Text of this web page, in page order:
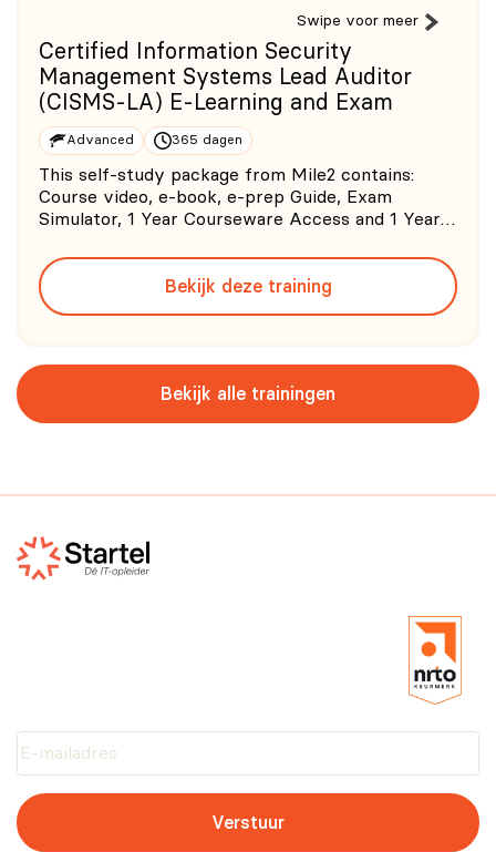
Swipe voor meer
Certified Information Security
Management Systems Lead Auditor
(CISMS-LA) E-Learning and Exam
Advanced 365 dagen
This self-study package from Mile2 contains:
Course video, e-book, e-prep Guide, Exam
Simulator, 1 Year Courseware Access and 1 Year
Bekijk deze training
Bekijk alle trainingen
Verstuur